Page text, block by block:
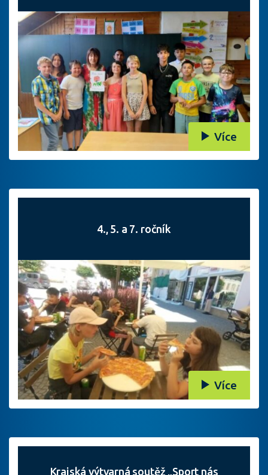
Více
4., 5. a 7. ročník
Více
Krajská výtvarná soutěž „Sport nás